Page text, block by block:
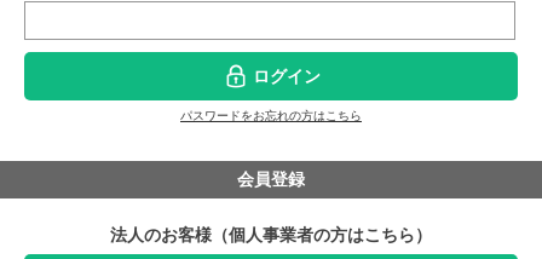
ログイン
パスワードをお忘れの方はこちら
会員登録
法人のお客様（個人事業者の方はこちら）